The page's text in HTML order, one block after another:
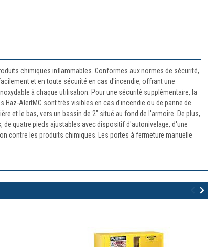
chimiques inflammables. Conformes aux normes de sécurité,
et en toute sécurité en cas d'incendie, offrant une
à chaque utilisation. Pour une sécurité supplémentaire, la
AlertMC sont très visibles en cas d'incendie ou de panne de
et le bas, vers un bassin de 2" situé au fond de l'armoire. De plus,
quatre pieds ajustables avec dispositif d'autonivelage, d'une
contre les produits chimiques. Les portes à fermeture manuelle